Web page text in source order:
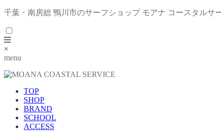
千葉・南房総 鴨川市のサーフショップ モアナ コースタルサ
×
menu
TOP
SHOP
BRAND
SCHOOL
ACCESS